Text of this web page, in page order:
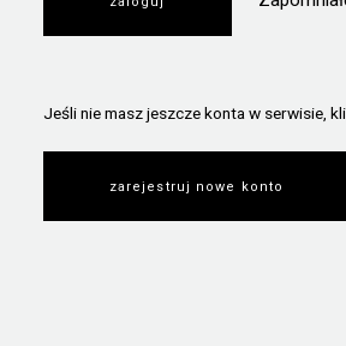
Jeśli nie masz jeszcze konta w serwisie,
zarejestruj nowe konto